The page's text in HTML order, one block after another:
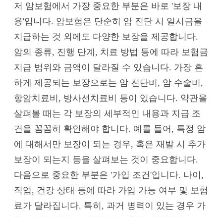
저 암보험에서 가장 중요한 부분은 바로 '보장 내
용'입니다. 암보험은 단순히 암 진단 시 일시금을
지급하는 것 외에도 다양한 보장을 제공합니다.
암의 종류, 진행 단계, 치료 방법 등에 따라 보험금
지급 범위와 금액이 달라질 수 있습니다. 가장 흔
하게 제공되는 보장으로는 암 진단비, 암 수술비,
항암치료비, 방사선치료비 등이 있습니다. 약관을
살펴볼 때는 각 보장의 세부적인 내용과 지급 조
건을 꼼꼼히 확인해야 합니다. 예를 들어, 특정 암
에 대해서만 보장이 되는 경우, 혹은 재발 시 추가
보장이 되는지 등을 살펴보는 것이 중요합니다.
다음으로 중요한 부분은 '가입 조건'입니다. 나이,
직업, 건강 상태 등에 따라 가입 가능 여부 및 보험
료가 달라집니다. 특히, 과거 병력이 있는 경우 가